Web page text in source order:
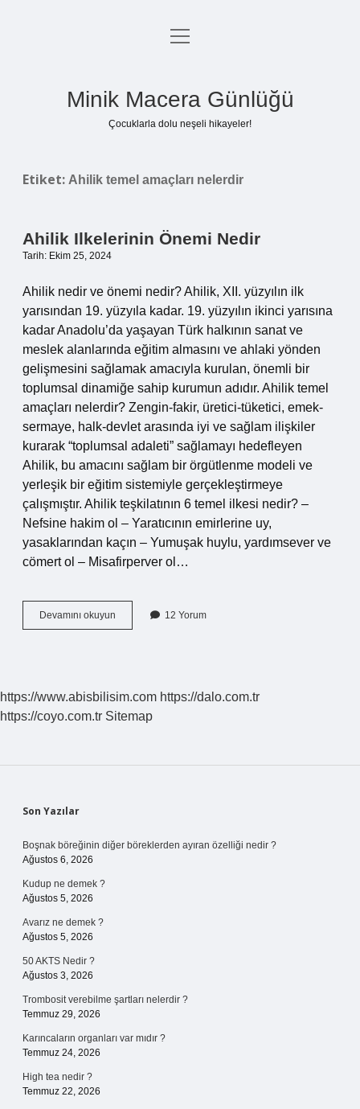
Anasayfa
menüyü
Minik Macera Günlüğü
Çocuklarla dolu neşeli hikayeler!
Etiket: Ahilik temel amaçları nelerdir
Ahilik Ilkelerinin Önemi Nedir
Tarih: Ekim 25, 2024
Ahilik nedir ve önemi nedir? Ahilik, XII. yüzyılın ilk
yarısından 19. yüzyıla kadar. 19. yüzyılın ikinci yarısına
kadar Anadolu’da yaşayan Türk halkının sanat ve
meslek alanlarında eğitim almasını ve ahlaki yönden
gelişmesini sağlamak amacıyla kurulan, önemli bir
toplumsal dinamiğe sahip kurumun adıdır. Ahilik temel
amaçları nelerdir? Zengin-fakir, üretici-tüketici, emek-
sermaye, halk-devlet arasında iyi ve sağlam ilişkiler
kurarak “toplumsal adaleti” sağlamayı hedefleyen
Ahilik, bu amacını sağlam bir örgütlenme modeli ve
yerleşik bir eğitim sistemiyle gerçekleştirmeye
çalışmıştır. Ahilik teşkilatının 6 temel ilkesi nedir? –
Nefsine hakim ol – Yaratıcının emirlerine uy,
yasaklarından kaçın – Yumuşak huylu, yardımsever ve
cömert ol – Misafirperver ol…
Devamını okuyun
Ilkelerinin
12 Yorum
https://www.abisbilisim.com https://dalo.com.tr
https://coyo.com.tr Sitemap
Sidebar
Son Yazılar
Boşnak böreğinin diğer böreklerden ayıran özelliği nedir ?
Ağustos 6, 2026
Kudup ne demek ?
Ağustos 5, 2026
Avarız ne demek ?
Ağustos 5, 2026
50 AKTS Nedir ?
Ağustos 3, 2026
Trombosit verebilme şartları nelerdir ?
Temmuz 29, 2026
Karıncaların organları var mıdır ?
Temmuz 24, 2026
High tea nedir ?
Temmuz 22, 2026